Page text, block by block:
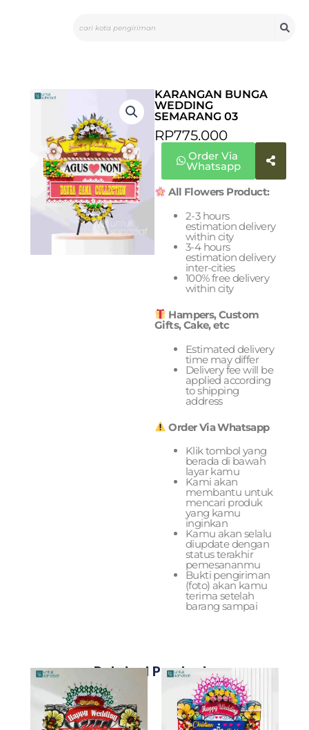
KARANGAN BUNGA
WEDDING
SEMARANG 03
RP775.000
Order Via
Whatsapp
All Flowers Product:
2-3 hours
estimation delivery
within city
3-4 hours
estimation delivery
inter-cities
100% free delivery
within city
Hampers, Custom
Gifts, Cake, etc
Estimated delivery
time may differ
Delivery fee will be
applied according
to shipping
address
Order Via Whatsapp
Klik tombol yang
berada di bawah
layar kamu
Kami akan
membantu untuk
mencari produk
yang kamu
inginkan
Kamu akan selalu
diupdate dengan
status terakhir
pemesananmu
Bukti pengiriman
(foto) akan kamu
terima setelah
barang sampai
Related Products